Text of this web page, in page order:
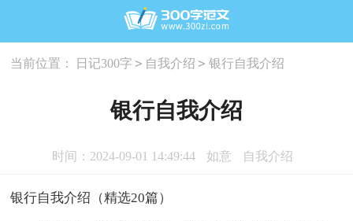
当前位置： 日记300字 > 自我介绍 > 银行自我介绍
银行自我介绍
时间：2024-09-01 14:49:44 如意 自我介绍
银行自我介绍（精选20篇）